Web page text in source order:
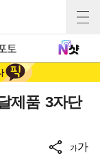
토
제품 3자단
가가